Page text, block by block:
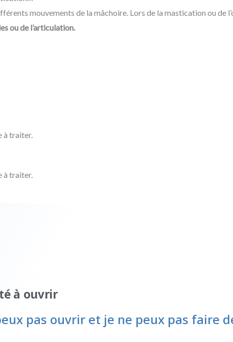
mouvements de la mâchoire. Lors de la mastication ou de
ou de l’articulation.
à traiter.
à traiter.
à ouvrir
pas ouvrir et je ne peux pas faire